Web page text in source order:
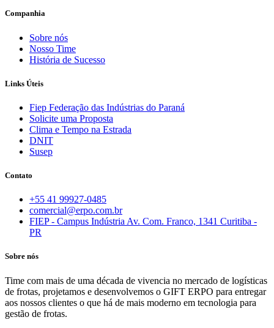
Companhia
Sobre nós
Nosso Time
História de Sucesso
Links Úteis
Fiep Federação das Indústrias do Paraná
Solicite uma Proposta
Clima e Tempo na Estrada
DNIT
Susep
Contato
+55 41 99927-0485
comercial@erpo.com.br
FIEP - Campus Indústria Av. Com. Franco, 1341 Curitiba -
PR
Sobre nós
Time com mais de uma década de vivencia no mercado de logísticas
de frotas, projetamos e desenvolvemos o GIFT ERPO para entregar
aos nossos clientes o que há de mais moderno em tecnologia para
gestão de frotas.